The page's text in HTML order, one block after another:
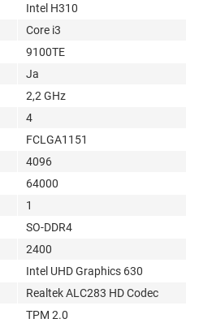
Intel H310
Core i3
9100TE
Ja
2,2 GHz
4
FCLGA1151
4096
64000
1
SO-DDR4
2400
Intel UHD Graphics 630
Realtek ALC283 HD Codec
TPM 2.0